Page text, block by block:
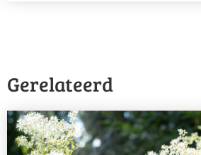
Gerelateerd